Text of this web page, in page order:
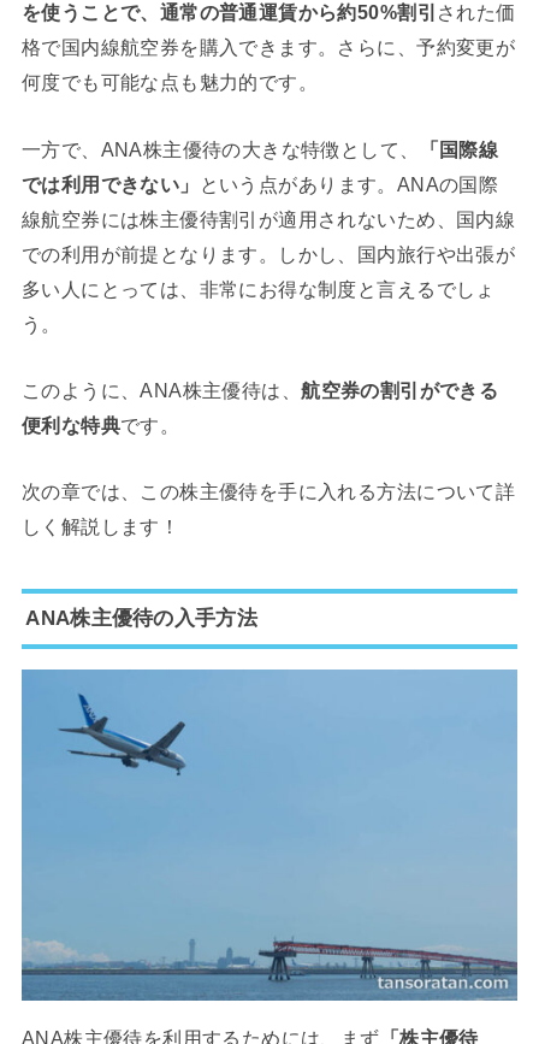
を使うことで、通常の普通運賃から約50%割引 された価
格で国内線航空券を購入できます。さらに、予約変更が
何度でも可能な点も魅力的です。
一方で、ANA株主優待の大きな特徴として、
「国際線
では利用できない」
という点があります。ANAの国際
線航空券には株主優待割引が適用されないため、国内線
での利用が前提となります。しかし、国内旅行や出張が
多い人にとっては、非常にお得な制度と言えるでしょ
う。
このように、ANA株主優待は、航空券の割引ができる
便利な特典です。
次の章では、この株主優待を手に入れる方法について詳
しく解説します！
ANA株主優待の入手方法
ANA株主優待を利用するためには、まず 「株主優待